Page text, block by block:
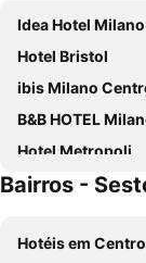
Idea Hotel
Hotel Bristol
ibis Milano
B&B HOTEL
Hotel Metropoli
iH Hotels Milano
Hotel Berna
Bairros -
Hotéis em